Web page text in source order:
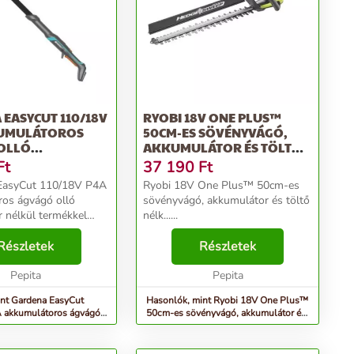
110/18V
NÉLKÜL
110/18V P4A
ágvágó olló
nélkül termékkel
a fákat
Kis, mindössze 1,9
a fa ápolása
ké...
Pepita
Gardena EasyCut
akkumulátoros ágvágó
nélkül
RYOBI 18V ONE PLUS™
50CM-ES SÖVÉNYVÁGÓ,
AKKUMULÁTOR ÉS TÖLTŐ
NÉLK...
37 190 Ft
Ryobi 18V One Plus™ 50cm-es
sövényvágó, akkumulátor és töltő
nélk......
Részletek
Pepita
Hasonlók, mint Ryobi 18V One Plus™
50cm-es sövényvágó, akkumulátor és
töltő nélk...